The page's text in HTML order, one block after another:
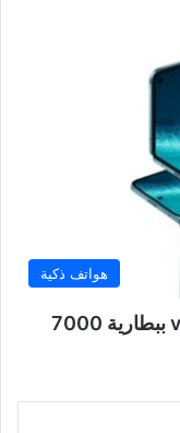
هواتف ذكية
فيفو تكشف رسميا عن vivo X Fold 6 ببطارية 7000